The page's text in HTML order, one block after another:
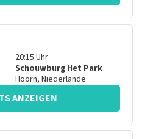
20:15 Uhr
Schouwburg Het Park
Hoorn, Niederlande
ANZEIGEN